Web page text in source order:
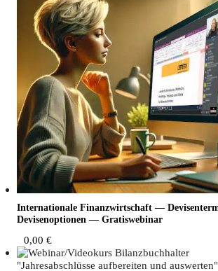
Inter­na­tio­na­le Finanz­wirt­schaft —
Devi­sen­op­tio­nen — Gratiswebinar
0,00 €